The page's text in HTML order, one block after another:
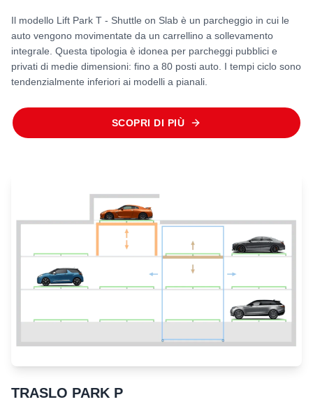
Il modello Lift Park T - Shuttle on Slab è un parcheggio in cui le
auto vengono movimentate da un carrellino a sollevamento
integrale. Questa tipologia è idonea per parcheggi pubblici e
privati di medie dimensioni: fino a 80 posti auto. I tempi ciclo sono
tendenzialmente inferiori ai modelli a pianali.
SCOPRI DI PIÙ
TRASLO PARK P